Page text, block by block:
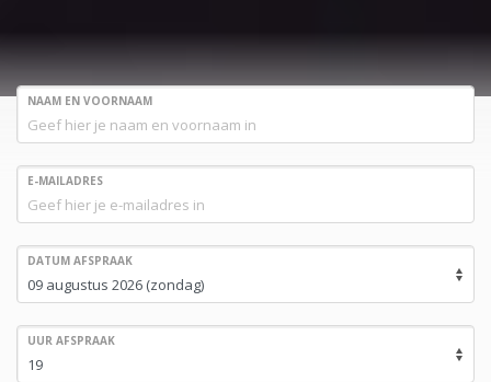
NAAM EN VOORNAAM
E-MAILADRES
DATUM AFSPRAAK
UUR AFSPRAAK